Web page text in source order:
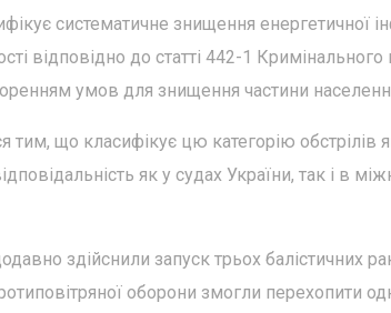
систематичне знищення енергетичної
відповідно до статті 442-1
умов для знищення частини
тим, що класифікує цю категорію обстрілів
як у судах України, так і в
здійснили запуск трьох балістичних
оборони змогли перехопити